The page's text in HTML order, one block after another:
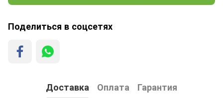
Поделиться в соцсетях
Доставка Оплата Гарантия